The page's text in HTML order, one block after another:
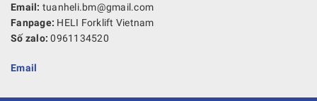
Email: tuanheli.bm@gmail.com
Fanpage: HELI Forklift Vietnam
Số zalo: 0961134520
Email